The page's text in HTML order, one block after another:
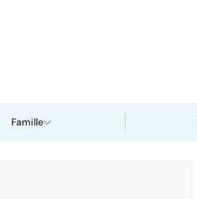
Famille